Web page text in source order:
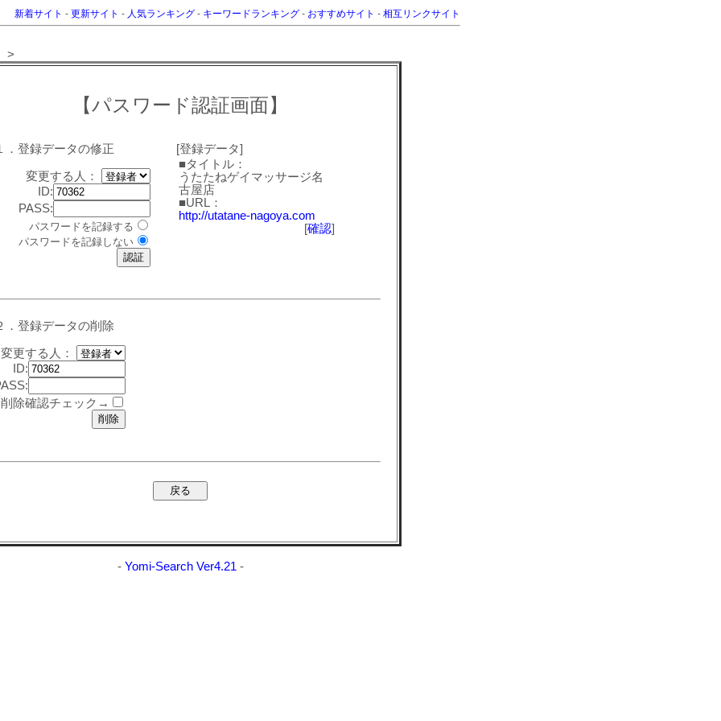
新着サイト - 更新サイト - 人気ランキング- キーワードランキング- おすすめサイト - 相互リンクサイト
【パスワード認証画面】
．登録データの修正
変更する人：
ID:
PASS:
パスワードを記録する
パスワードを記録しない
[登録データ]
■タイトル：
うたたねゲイマッサージ名
古屋店
■URL：
http://utatane-nagoya.com
[確認]
．登録データの削除
変更する人：
ID:
削除確認チェック→
- Yomi-Search Ver4.21-